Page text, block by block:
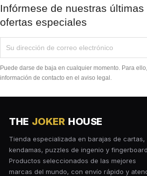
Infórmese de nuestras
ofertas especiales
Puede darse de baja en cualquier momento. Para
información de contacto en el aviso legal.
THE JOKER HOUSE
Tienda especializada en barajas de cartas,
kendamas, puzzles de ingenio y
Productos seleccionados de las mejores
marcas del mundo, con envío rápido y